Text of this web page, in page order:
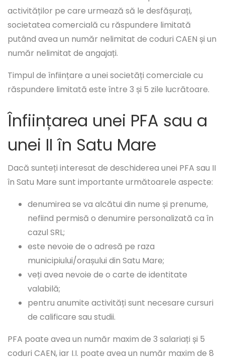
activităților pe care urmează să le desfășurați,
societatea comercială cu răspundere limitată
putând avea un număr nelimitat de coduri CAEN și un
număr nelimitat de angajați.
Timpul de înființare a unei societăți comerciale cu
răspundere limitată este între 3 și 5 zile lucrătoare.
Înființarea unei PFA sau a
unei II în Satu Mare
Dacă sunteți interesat de deschiderea unei PFA sau II
în Satu Mare sunt importante următoarele aspecte:
denumirea se va alcătui din nume și prenume,
nefiind permisă o denumire personalizată ca în
cazul SRL;
este nevoie de o adresă pe raza
municipiului/orașului din Satu Mare;
veți avea nevoie de o carte de identitate
valabilă;
pentru anumite activități sunt necesare cursuri
de calificare sau studii.
PFA poate avea un număr maxim de 3 salariați și 5
coduri CAEN, iar I.I. poate avea un număr maxim de 8